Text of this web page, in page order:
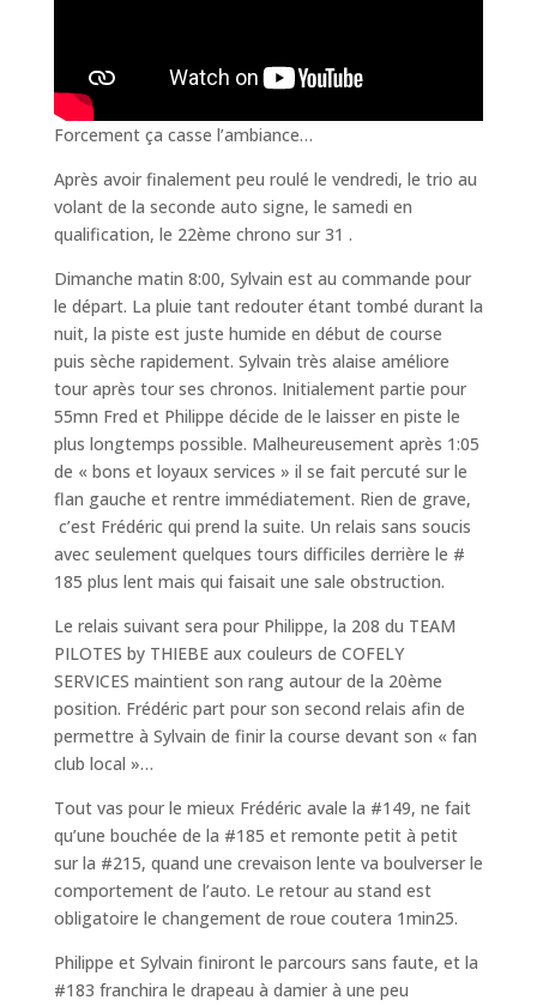
Forcement ça casse l’ambiance…
Après avoir finalement peu roulé le vendredi, le trio au
volant de la seconde auto signe, le samedi en
qualification, le 22ème chrono sur 31 .
Dimanche matin 8:00, Sylvain est au commande pour
le départ. La pluie tant redouter étant tombé durant la
nuit, la piste est juste humide en début de course
puis sèche rapidement. Sylvain très alaise améliore
tour après tour ses chronos. Initialement partie pour
55mn Fred et Philippe décide de le laisser en piste le
plus longtemps possible. Malheureusement après 1:05
de « bons et loyaux services » il se fait percuté sur le
flan gauche et rentre immédiatement. Rien de grave,
c’est Frédéric qui prend la suite. Un relais sans soucis
avec seulement quelques tours difficiles derrière le #
185 plus lent mais qui faisait une sale obstruction.
Le relais suivant sera pour Philippe, la 208 du TEAM
PILOTES by THIEBE aux couleurs de COFELY
SERVICES maintient son rang autour de la 20ème
position. Frédéric part pour son second relais afin de
permettre à Sylvain de finir la course devant son « fan
club local »…
Tout vas pour le mieux Frédéric avale la #149, ne fait
qu’une bouchée de la #185 et remonte petit à petit
sur la #215, quand une crevaison lente va boulverser le
comportement de l’auto. Le retour au stand est
obligatoire le changement de roue coutera 1min25.
Philippe et Sylvain finiront le parcours sans faute, et la
#183 franchira le drapeau à damier à une peu